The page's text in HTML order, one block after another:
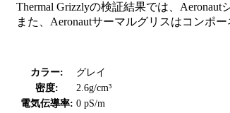
Thermal Grizzlyの検証結果では、
また、Aeronautサーマルグリスはコンポ
カラー:
グレイ
密度:
2.6g/cm³
電気伝導率: 0 pS/m